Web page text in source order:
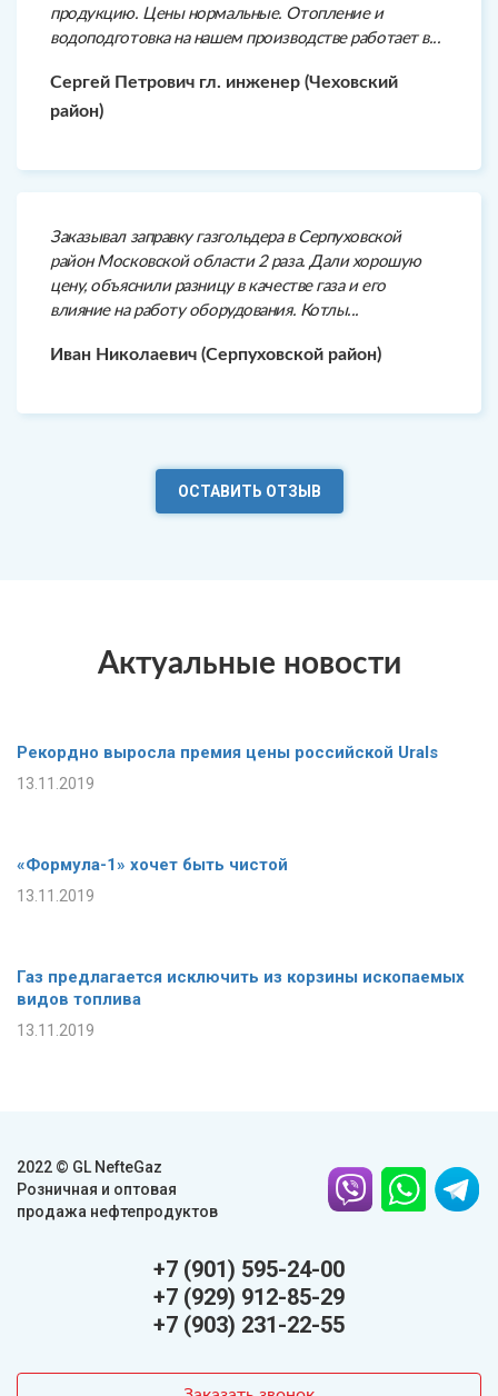
продукцию. Цены нормальные. Отопление и
водоподготовка на нашем производстве работает в...
Сергей Петрович гл. инженер (Чеховский
район)
Заказывал заправку газгольдера в Серпуховской
район Московской области 2 раза. Дали хорошую
цену, объяснили разницу в качестве газа и его
влияние на работу оборудования. Котлы...
Иван Николаевич (Серпуховской район)
ОСТАВИТЬ ОТЗЫВ
Актуальные новости
Рекордно выросла премия цены российской Urals
13.11.2019
«Формула-1» хочет быть чистой
13.11.2019
Газ предлагается исключить из корзины ископаемых
видов топлива
13.11.2019
2022 © GL NefteGaz
Розничная и оптовая
продажа нефтепродуктов
+7 (901) 595-24-00
+7 (929) 912-85-29
+7 (903) 231-22-55